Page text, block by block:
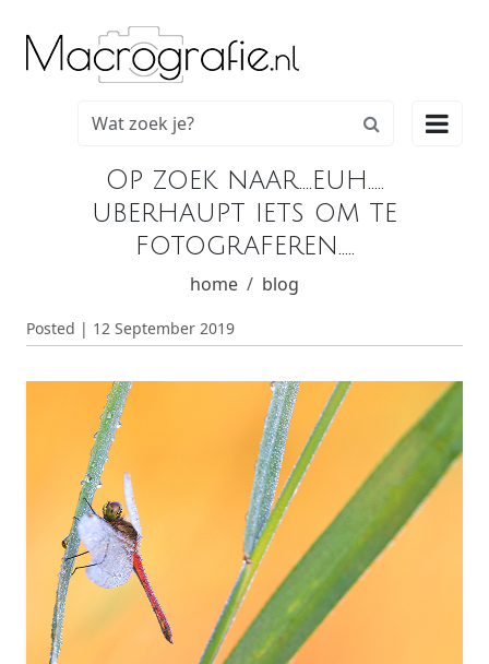

Op zoek naar....euh.....
uberhaupt iets om te
fotograferen.....
home blog
Posted | 12 September 2019